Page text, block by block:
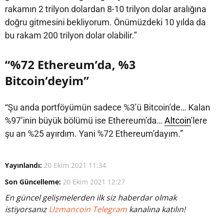
rakamın 2 trilyon dolardan 8-10 trilyon dolar aralığına
doğru gitmesini bekliyorum. Önümüzdeki 10 yılda da
bu rakam 200 trilyon dolar olabilir.”
“%72 Ethereum’da, %3
Bitcoin’deyim”
“Şu anda portföyümün sadece %3’ü Bitcoin’de… Kalan
%97’inin büyük bölümü ise Ethereum’da… Altcoin’lere
şu an %25 ayırdım. Yani %72 Ethereum’dayım.”
Yayınlandı: 20 Ekim 2021 11:34
Son Güncelleme: 20 Ekim 2021 12:27
En güncel gelişmelerden ilk siz haberdar olmak
istiyorsanız Uzmancoin Telegram kanalına katılın!